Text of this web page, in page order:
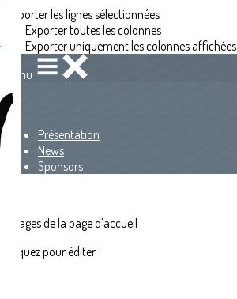
Exporter les lignes sélectionnées
Exporter toutes les colonnes
Exporter uniquement les colonnes affichées
Menu
<
>
Présentation
News
Sponsors
Images de la page d'accueil
Cliquez pour éditer